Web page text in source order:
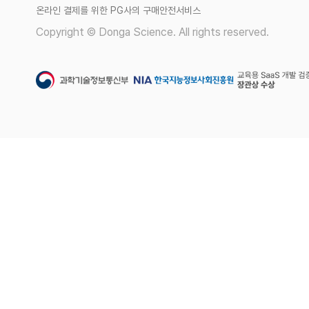
온라인 결제를 위한 PG사의 구매안전서비스
Copyright © Donga Science. All rights reserved.